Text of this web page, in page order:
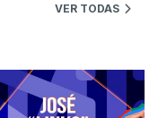
VER TODAS